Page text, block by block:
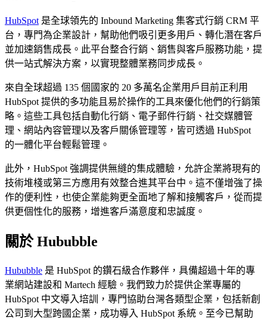
HubSpot 是全球領先的 Inbound Marketing 集客式行銷 CRM 平
台，專門為企業設計，幫助他們吸引更多用戶、轉化潛在客戶
並加速銷售成長。此平台整合行銷、銷售與客戶服務功能，提
供一站式解決方案，以實現整體業務同步成長。
來自全球超過 135 個國家的 20 多萬名企業用戶目前正利用
HubSpot 提供的多功能且易於操作的工具來優化他們的行銷策
略。這些工具包括自動化行銷、電子郵件行銷、社交媒體管
理、網站內容管理以及客戶關係管理等，皆可透過 HubSpot
的一體化平台輕鬆管理。
此外，HubSpot 強調提供無縫的集成體驗，允許企業將現有的
技術堆棧或第三方應用有效整合進其平台中。這不僅增強了操
作的便利性，也使企業能夠更全面地了解和接觸客戶，從而提
供更個性化的服務，增進客戶滿意度和忠誠度。
關於 Hububble
Hububble 是 HubSpot 的鑽石級合作夥伴，具備超過十年的專
業網站建設和 Martech 經驗。我們致力於提供企業專屬的
HubSpot 中文導入培訓，專門協助台灣各類型企業，包括新創
公司到大型跨國企業，成功導入 HubSpot 系統。至今已幫助